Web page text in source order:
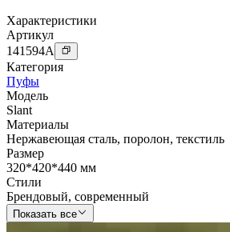
Характеристики
Артикул
141594A
Категория
Пуфы
Модель
Slant
Материалы
Нержавеющая сталь, поролон, текстиль
Размер
320*420*440 мм
Стили
Брендовый, современный
Показать все